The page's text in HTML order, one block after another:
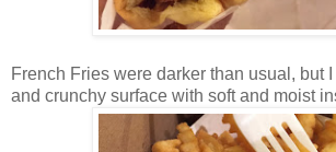
French Fries were darker than usual, but
and crunchy surface with soft and moist